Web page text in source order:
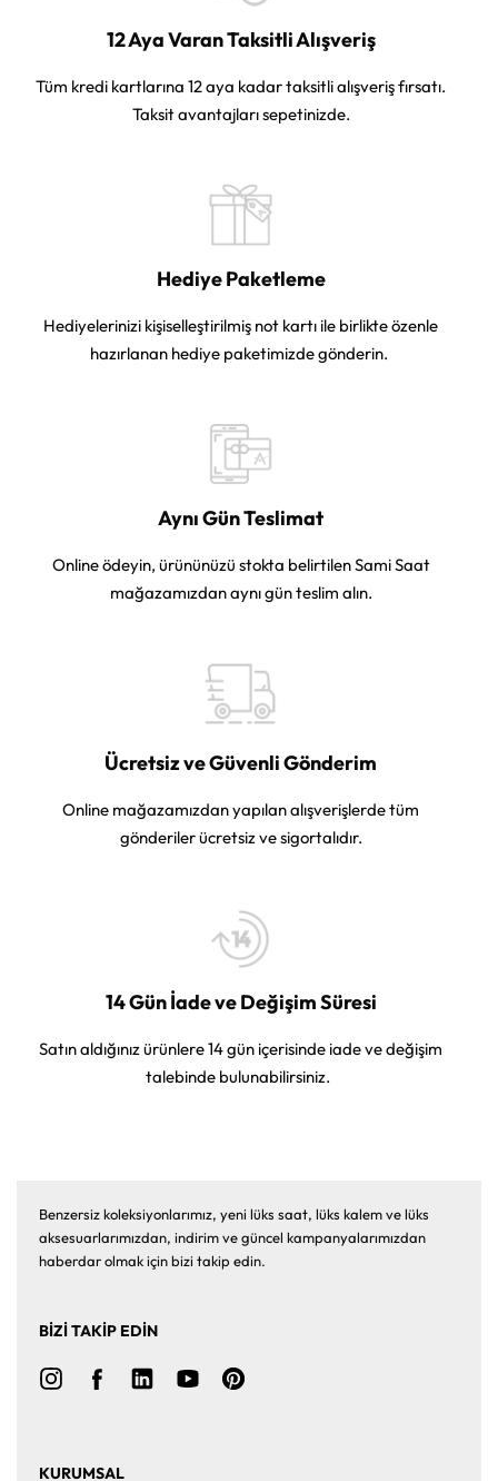
12 Aya Varan Taksitli Alışveriş
Tüm kredi kartlarına 12 aya kadar taksitli alışveriş fırsatı.
Taksit avantajları sepetinizde.
Hediye Paketleme
Hediyelerinizi kişiselleştirilmiş not kartı ile birlikte özenle
hazırlanan hediye paketimizde gönderin.
Aynı Gün Teslimat
Online ödeyin, ürününüzü stokta belirtilen Sami Saat
mağazamızdan aynı gün teslim alın.
Ücretsiz ve Güvenli Gönderim
Online mağazamızdan yapılan alışverişlerde tüm
gönderiler ücretsiz ve sigortalıdır.
14 Gün İade ve Değişim Süresi
Satın aldığınız ürünlere 14 gün içerisinde iade ve değişim
talebinde bulunabilirsiniz.
Benzersiz koleksiyonlarımız, yeni lüks saat, lüks kalem ve lüks
aksesuarlarımızdan, indirim ve güncel kampanyalarımızdan
haberdar olmak için bizi takip edin.
BİZİ TAKİP EDİN
KURUMSAL